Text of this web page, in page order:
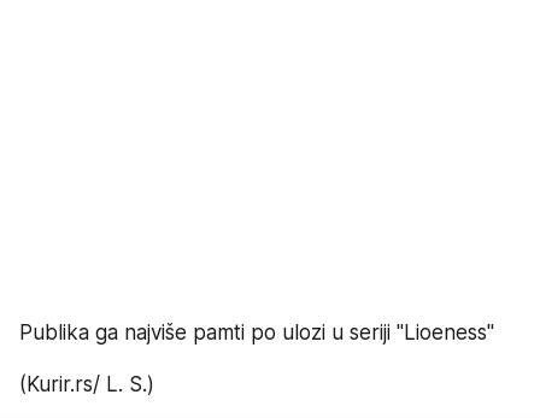
Publika ga najviše pamti po ulozi u seriji "Lioeness"
(Kurir.rs/ L. S.)